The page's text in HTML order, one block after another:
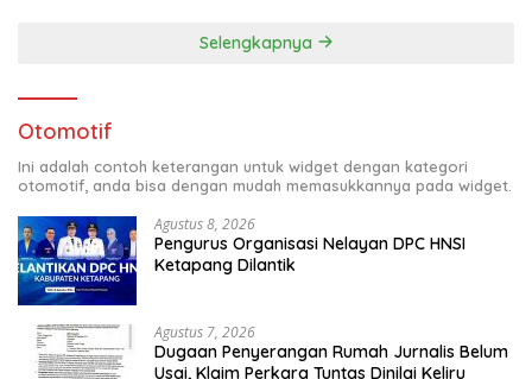
Selengkapnya
Otomotif
Ini adalah contoh keterangan untuk widget dengan kategori
otomotif, anda bisa dengan mudah memasukkannya pada widget.
Agustus 8, 2026
Pengurus Organisasi Nelayan DPC HNSI
Ketapang Dilantik
Agustus 7, 2026
Dugaan Penyerangan Rumah Jurnalis Belum
Usai, Klaim Perkara Tuntas Dinilai Keliru